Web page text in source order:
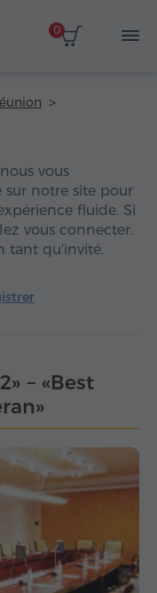
0
vous
sur notre site pour
fluide. Si
vous connecter.
tant qu'invité.
– «Best